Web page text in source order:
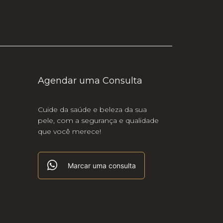
Agendar uma Consulta
Cuide da saúde e beleza da sua
pele, com a segurança e qualidade
que você merece!
Marcar uma consulta